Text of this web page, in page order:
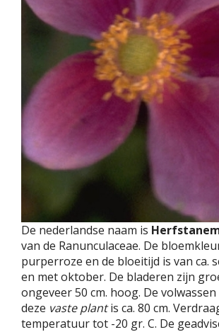
De nederlandse naam is
van de Ranunculaceae. De
purperroze en de bloeitijd is van ca.
en met oktober. De bladeren zijn
ongeveer 50 cm. hoog. De
deze vaste plantis ca. 80 cm.
temperatuur tot -20 gr. C. De